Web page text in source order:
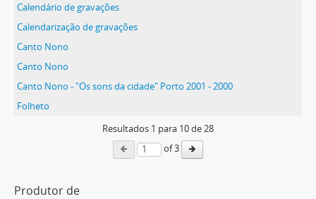
Calendário de gravações
Calendarização de gravações
Canto Nono
Canto Nono
Canto Nono - "Os sons da cidade" Porto 2001 - 2000
Folheto
Resultados 1 para 10de 28
of 3
Produtor de